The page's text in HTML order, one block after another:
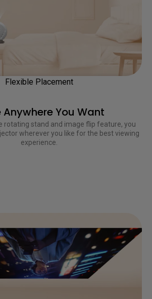
Anywhere You Want
Flexible Placement
rotating stand and image flip feature, you
wherever you like for the best viewing
experience.